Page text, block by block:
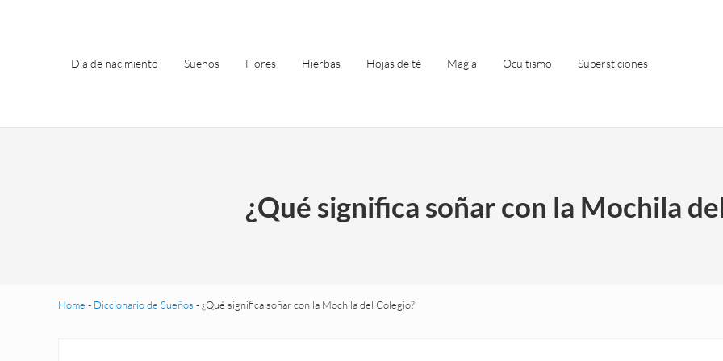
Día de nacimiento Sueños Flores Hierbas Hojas de té Magia Ocultismo Supersticiones
¿Qué significa soñar con la Mochila
Home - Diccionario de Sueños - ¿Qué significa soñar con la Mochila del Colegio?